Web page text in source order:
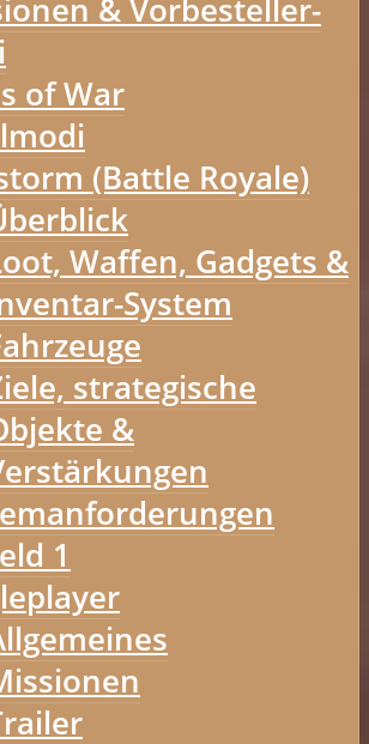
& Vorbesteller-
of War
(Battle Royale)
Waffen, Gadgets &
System
strategische
&
1